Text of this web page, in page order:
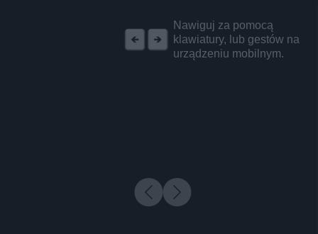
Nawiguj za pomocą
klawiatury, lub gestów na
urządzeniu mobilnym.